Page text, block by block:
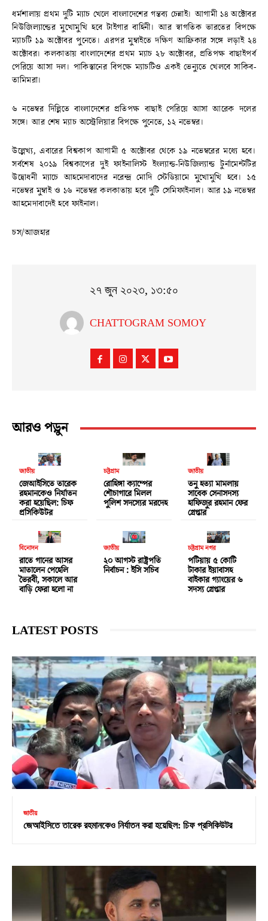
ধর্মশালায় প্রথম দুটি ম্যাচ খেলে বাংলাদেশের গন্তব্য চেন্নাই। আগামী ১৪ অক্টোবর
নিউজিল্যান্ডের মুখোমুখি হবে টাইগার বাহিনী। আর স্বাগতিক ভারতের বিপক্ষে
ম্যাচটি ১৯ অক্টোবর পুনেতে। এরপর মুম্বাইতে দক্ষিণ আফ্রিকার সঙ্গে লড়াই ২৪
অক্টোবর। কলকাতায় বাংলাদেশের প্রথম ম্যাচ ২৮ অক্টোবর, প্রতিপক্ষ বাছাইপর্ব
পেরিয়ে আসা দল। পাকিস্তানের বিপক্ষে ম্যাচটিও একই ভেন্যুতে খেলবে সাকিব-
তামিমরা।
৬ নভেম্বর দিল্লিতে বাংলাদেশের প্রতিপক্ষ বাছাই পেরিয়ে আসা আরেক দলের
সঙ্গে। আর শেষ ম্যাচ অস্ট্রেলিয়ার বিপক্ষে পুনেতে, ১২ নভেম্বর।
উল্লেখ্য, এবারের বিশ্বকাপ আগামী ৫ অক্টোবর থেকে ১৯ নভেম্বরের মধ্যে হবে।
সর্বশেষ ২০১৯ বিশ্বকাপের দুই ফাইনালিস্ট ইংল্যান্ড-নিউজিল্যান্ড টুর্নামেন্টটির
উদ্বোধনী ম্যাচে আহমেদাবাদের নরেন্দ্র মোদি স্টেডিয়ামে মুখোমুখি হবে। ১৫
নভেম্বর মুম্বাই ও ১৬ নভেম্বর কলকাতায় হবে দুটি সেমিফাইনাল। আর ১৯ নভেম্বর
আহমেদাবাদেই হবে ফাইনাল।
চস/আজহার
২৭ জুন ২০২৩, ১৩:৫০
CHATTOGRAM SOMOY
আরও পড়ুন
জাতীয়
জেআইসিতে তারেক
রহমানকেও নির্যাতন
করা হয়েছিল: চিফ
প্রসিকিউটর
চট্টগ্রাম
রোহিঙ্গা ক্যাম্পের
শৌচাগারে মিলল
পুলিশ সদস্যের মরদেহ
জাতীয়
তনু হত্যা মামলায়
সাবেক সেনাসদস্য
হাফিজুর রহমান ফের
গ্রেপ্তার
বিনোদন
রাতে গানের আসর
মাতালেন পেহেলি
ভৈরবী, সকালে আর
বাড়ি ফেরা হলো না
জাতীয়
২০ আগস্ট রাষ্ট্রপতি
নির্বাচন : ইসি সচিব
চট্টগ্রাম নগর
পটিয়ায় ৫ কোটি
টাকার ইয়াবাসহ
বাইকার গ্যাংয়ের ৬
সদস্য গ্রেপ্তার
LATEST POSTS
জাতীয়
জেআইসিতে তারেক রহমানকেও নির্যাতন করা হয়েছিল: চিফ প্রসিকিউটর